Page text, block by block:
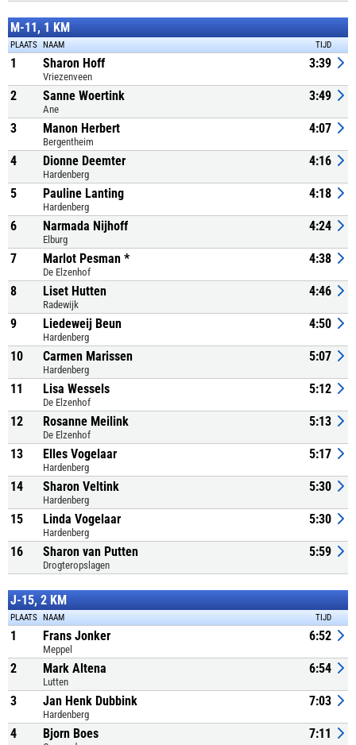
M-11, 1 KM
PLAATS NAAM TIJD
1 Sharon Hoff
Vriezenveen
3:39
2 Sanne Woertink
Ane
3:49
3 Manon Herbert
Bergentheim
4:07
4 Dionne Deemter
Hardenberg
4:16
5 Pauline Lanting
Hardenberg
4:18
6 Narmada Nijhoff
Elburg
4:24
7 Marlot Pesman *
De Elzenhof
4:38
8 Liset Hutten
Radewijk
4:46
9 Liedeweij Beun
Hardenberg
4:50
10 Carmen Marissen
Hardenberg
5:07
11 Lisa Wessels
De Elzenhof
5:12
12 Rosanne Meilink
De Elzenhof
5:13
13 Elles Vogelaar
Hardenberg
5:17
14 Sharon Veltink
Hardenberg
5:30
15 Linda Vogelaar
Hardenberg
5:30
16 Sharon van Putten
Drogteropslagen
5:59
J-15, 2 KM
PLAATS NAAM TIJD
1 Frans Jonker
Meppel
6:52
2 Mark Altena
Lutten
6:54
3 Jan Henk Dubbink
Hardenberg
7:03
4 Bjorn Boes 7:11